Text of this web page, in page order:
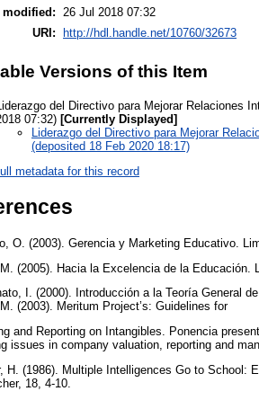
modified: 26 Jul 2018 07:32
URI:
http://hdl.handle.net/10760/32673
Versions of this Item
Liderazgo del Directivo para Mejorar Relaciones
07:32) [Currently Displayed]
Liderazgo del Directivo para Mejorar
(deposited 18 Feb 2020 18:17)
metadata for this record
O. (2003). Gerencia y Marketing Educativo.
(2005). Hacia la Excelencia de la
I. (2000). Introducción a la Teoría General
(2003). Meritum Project’s: Guidelines for
and Reporting on Intangibles. Ponencia
issues in company valuation, reporting and
H. (1986). Multiple Intelligences Go to School:
18, 4-10.